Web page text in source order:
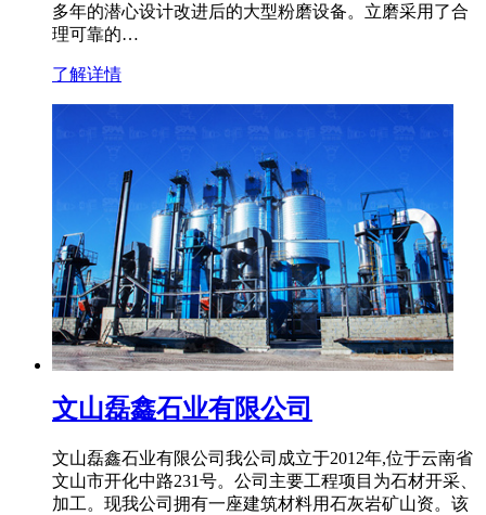
多年的潜心设计改进后的大型粉磨设备。立磨采用了合
理可靠的…
了解详情
文山磊鑫石业有限公司
文山磊鑫石业有限公司我公司成立于2012年,位于云南省
文山市开化中路231号。公司主要工程项目为石材开采、
加工。现我公司拥有一座建筑材料用石灰岩矿山资。该